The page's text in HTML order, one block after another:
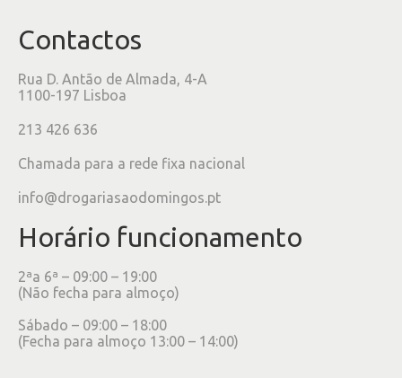
Contactos
Rua D. Antão de Almada, 4-A
1100-197 Lisboa
213 426 636
Chamada para a rede fixa nacional
info@drogariasaodomingos.pt
Horário funcionamento
2ªa 6ª – 09:00 – 19:00
(Não fecha para almoço)
Sábado – 09:00 – 18:00
(Fecha para almoço 13:00 – 14:00)